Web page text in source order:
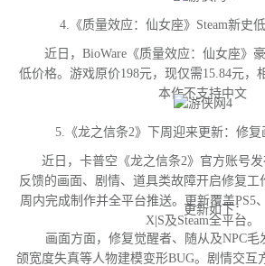
4.《质量效应：仙女座》Steam新史低
近日，BioWare《质量效应：仙女座》豪
低价格。游戏原价198元，现仅需15.84元，
本作不支持中文
5.《龙之信条2》下周迎来更新：修复
近日，卡普空《龙之信条2》官方账号发
反馈的画面、剧情、道具类故障开启修复工
周内完成制作并全平台推送。更新覆盖PS5
X|S及Steam全平台。
更新如下：
画面方面，修复觉醒者、随从及NPC毛
颌宽度失真等人物建模变形BUG。剧情交互